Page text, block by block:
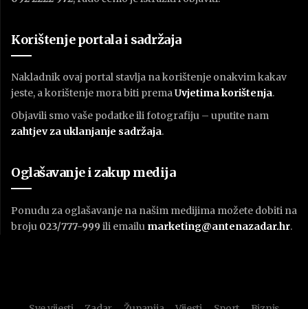
Korištenje portala i sadržaja
Nakladnik ovaj portal stavlja na korištenje onakvim kakav
jeste, a korištenje mora biti premaUvjetima korištenja.
Objavili smo vaše podatke ili fotografiju – uputite nam
zahtjev za uklanjanje sadržaja.
Oglašavanje i zakup medija
Ponudu za oglašavanje na našim medijima možete dobiti na
broju 023/777-999 ili emailu marketing@antenazadar.hr.